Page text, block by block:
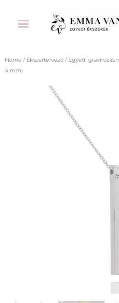
Home / Ékszertervező / Egyedi gravírozás
4 mm)